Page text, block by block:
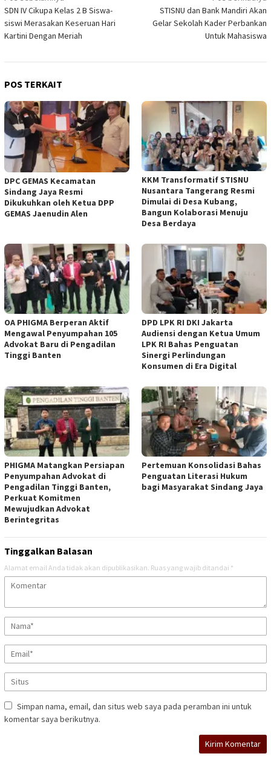
pos
SDN IV Cikupa Kelas 2 B Siswa-
siswi Merasakan Keseruan Hari
Kartini Dengan Meriah
STISNU dan Bank Mandiri Akan
Gelar Sekolah Kader Perbankan
Untuk Mahasiswa
POS TERKAIT
DPC GEMAS Kecamatan
Sindang Jaya Resmi
Dikukuhkan oleh Ketua DPP
GEMAS Jaenudin Alen
KKM Transformatif STISNU
Nusantara Tangerang Resmi
Dimulai di Desa Kubang,
Bangun Kolaborasi Menuju
Desa Berdaya
OA PHIGMA Berperan Aktif
Mengawal Penyumpahan 105
Advokat Baru di Pengadilan
Tinggi Banten
DPD LPK RI DKI Jakarta
Audiensi dengan Ketua Umum
LPK RI Bahas Penguatan
Sinergi Perlindungan
Konsumen di Era Digital
PHIGMA Matangkan Persiapan
Penyumpahan Advokat di
Pengadilan Tinggi Banten,
Perkuat Komitmen
Mewujudkan Advokat
Berintegritas
Pertemuan Konsolidasi Bahas
Penguatan Literasi Hukum
bagi Masyarakat Sindang Jaya
Tinggalkan Balasan
Alamat email Anda tidak akan dipublikasikan. Ruas yang wajib ditandai *
Simpan nama, email, dan situs web saya pada peramban ini untuk
komentar saya berikutnya.